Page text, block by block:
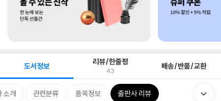
도서정보 리뷰/한줄평
43 배송/반품/교환
소개 관련분류 품목정보 출판사 리뷰